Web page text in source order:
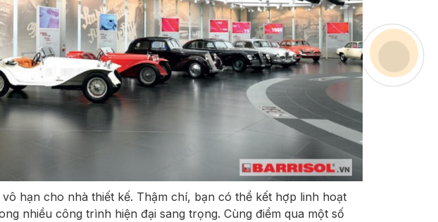
hạn cho nhà thiết kế. Thậm chí, bạn có thể kết hợp linh hoạt
nhiều công trình hiện đại sang trọng. Cùng điểm qua một số